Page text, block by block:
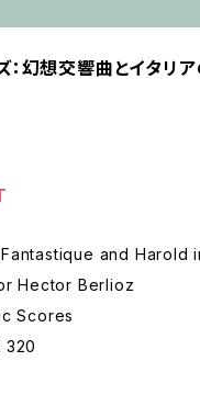
：幻想交響曲とイタリ
and Harold
Hector Berlioz
Scores
320